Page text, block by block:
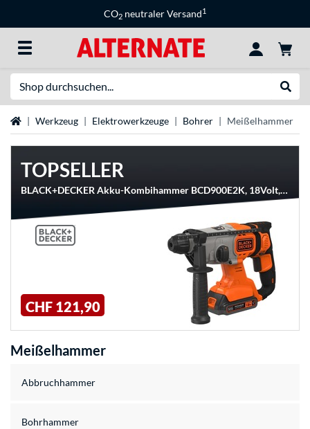
CO2 neutraler Versand1
StartseiteWerkzeug Elektrowerkzeuge Bohrer Meißelhammer
TOPSELLER
BLACK+DECKER Akku-Kombihammer BCD900E2K, 18Volt, Bohrhammer
CHF 121,90
Meißelhammer
Abbruchhammer
Bohrhammer